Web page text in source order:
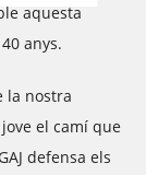
aquesta
anys.
la nostra
el camí que
defensa els